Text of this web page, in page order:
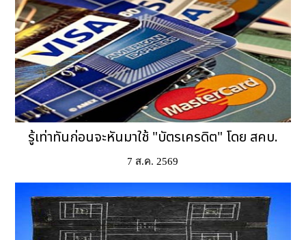
รู้เท่าทันก่อนจะหันมาใช้ "บัตรเครดิต" โดย สคบ.
7 ส.ค. 2569